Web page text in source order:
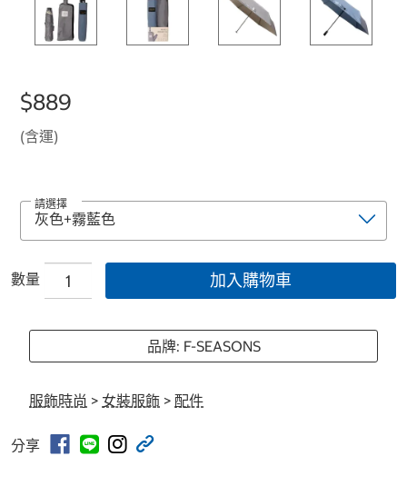
$889
(含運)
請選擇
數量 加入購物車
品牌: F-SEASONS
服飾時尚 > 女裝服飾 > 配件
分享